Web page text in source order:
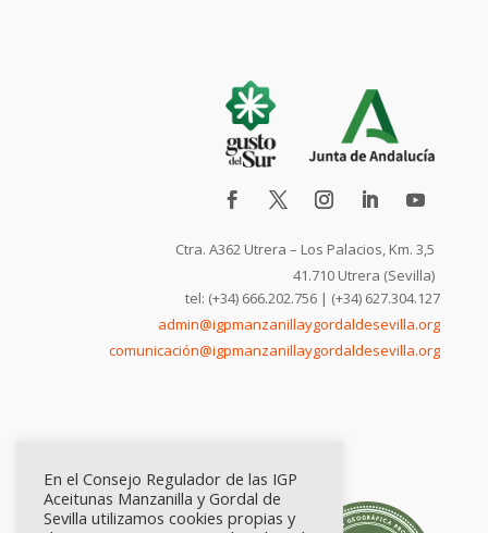
Ctra. A362 Utrera – Los Palacios, Km. 3,5
41.710 Utrera (Sevilla)
tel: (+34) 666.202.756 | (+34) 627.304.127
admin@igpmanzanillaygordaldesevilla.org
comunicación@igpmanzanillaygordaldesevilla.org
En el Consejo Regulador de las IGP
Aceitunas Manzanilla y Gordal de
Sevilla utilizamos cookies propias y